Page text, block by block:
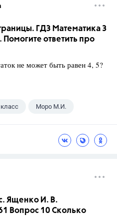
ГДЗ Математика 3
ответить про
не может быть равен 4, 5?
Моро М.И.
Ященко И. В.
Вопрос 10 Сколько